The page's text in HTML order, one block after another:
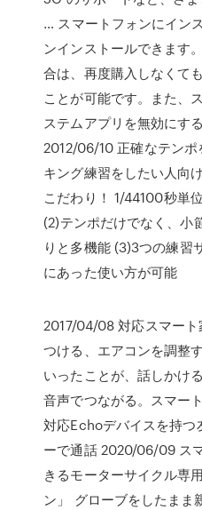
… スマートフォンにイン
ンインストールできます
合は、再度購入しなくて
ことが可能です。また、
ステムアプリを無効にす
2012/06/10 正確なテンポ
キング練習をしたい人向
こだわり！ 1/44100秒単
(2)テンポだけでなく、小
りと多機能 (3)3つの練習
にあった使い方が可能
2017/04/08 対応スマー
つける、エアコンを調整
いったことが、話しかけ
音声でつながる。スマー
対応Echoデバイスを持つ
ーで通話 2020/06/09 ス
きるモーターサイクル専
ン」 グローブをしたまま